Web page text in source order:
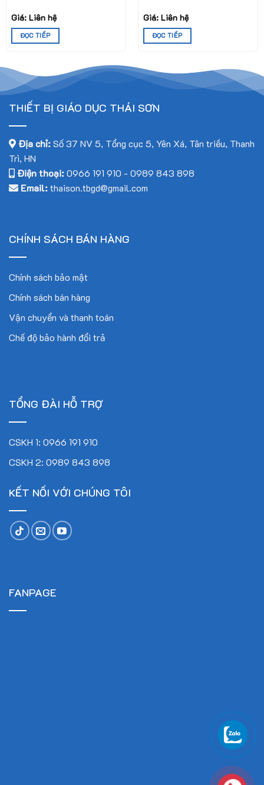
Giá: Liên hệ
ĐỌC TIẾP
Giá: Liên hệ
ĐỌC TIẾP
THIẾT BỊ GIÁO DỤC THÁI SƠN
Địa chỉ:Số 37 NV 5, Tổng cục 5, Yên Xá, Tân triều, Thanh
Trì, HN
Điện thoại:0966 191 910 -0989 843 898
Email:thaison.tbgd@gmail.com
CHÍNH SÁCH BÁN HÀNG
Chính sách bảo mật
Chính sách bán hàng
Vận chuyển và thanh toán
Chế độ bảo hành đổi trả
TỔNG ĐÀI HỖ TRỢ
CSKH 1: 0966 191 910
CSKH 2: 0989 843 898
KẾT NỐI VỚI CHÚNG TÔI
FANPAGE